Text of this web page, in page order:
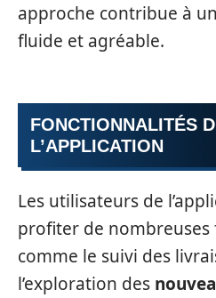
approche contribue à
fluide et agréable.
FONCTIONNALITÉS
L’APPLICATION
Les utilisateurs de
profiter de
comme le suivi des
l’exploration des